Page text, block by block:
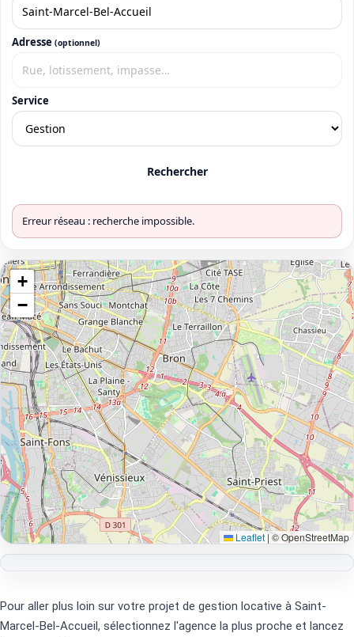
Adresse (optionnel)
Service
Rechercher
Erreur réseau : recherche impossible.
+
−
Leaflet | © OpenStreetMap
Pour aller plus loin sur votre projet de gestion locative à Saint-
Marcel-Bel-Accueil, sélectionnez l'agence la plus proche et lancez